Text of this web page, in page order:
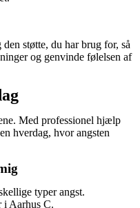
støtte, du har brug for, så
og genvinde følelsen af
Med professionel hjælp
hverdag, hvor angsten
typer angst.
i Aarhus C.